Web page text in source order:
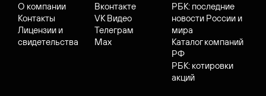
О компании
Контакты
Лицензии и
свидетельства
Вконтакте
VK Видео
Телеграм
Max
РБК: последние
новости России и
мира
Каталог компаний
РФ
РБК: котировки
акций